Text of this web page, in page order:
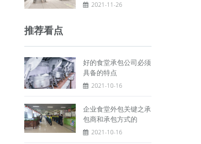
2021-11-26
推荐看点
好的食堂承包公司必须
具备的特点
2021-10-16
企业食堂外包关键之承
包商和承包方式的
2021-10-16